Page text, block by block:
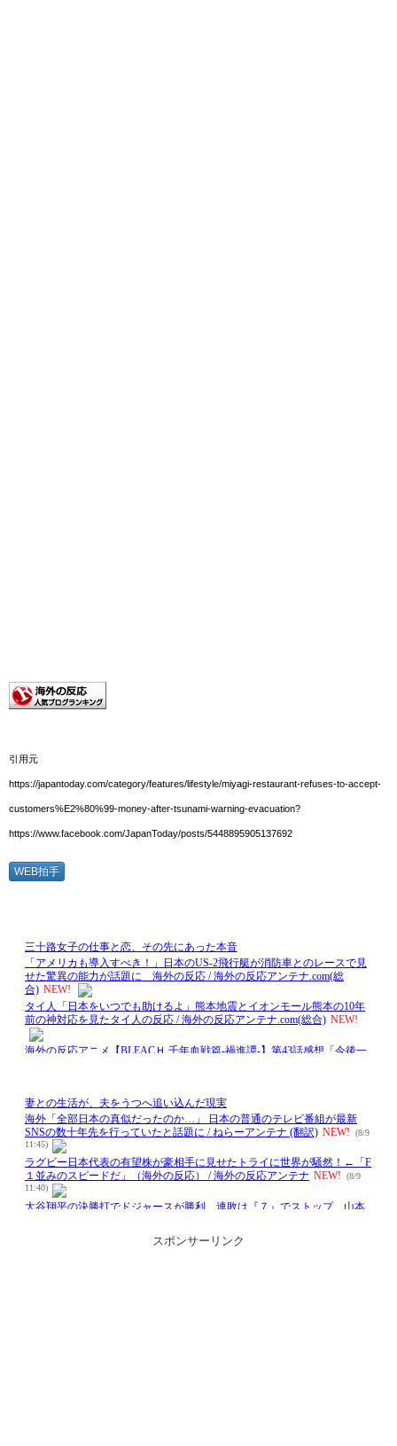
引用元
https://japantoday.com/category/features/lifestyle/miyagi-restaurant-refuses-to-accept-
customers%E2%80%99-money-after-tsunami-warning-evacuation?
https://www.facebook.com/JapanToday/posts/5448895905137692
WEB拍手
スポンサーリンク